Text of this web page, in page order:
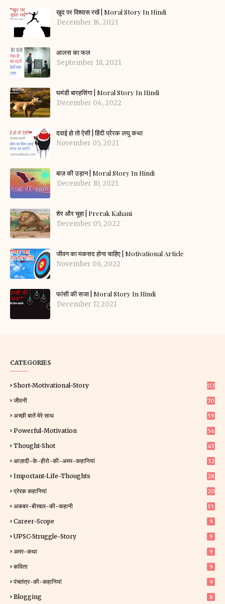
खुद पर विश्वास रखें | Moral Story In Hindi
December 16, 2021
आलस का फल
September 18, 2021
घमंडी बारहसिंगा | Moral Story In Hindi
December 04, 2022
दवाई हो तो ऐसी | हिंदी प्रेरक लघु कथा
November 05, 2021
बाज़ की उड़ान | Moral Story In Hindi
December 10, 2021
शेर और चूहा | Prerak Kahani
December 05, 2022
जीवन का मकसद होना चाहिए | Motivational Article
November 06, 2022
फांसी की सजा | Moral Story In Hindi
December 17, 2021
CATEGORIES
Short-Motivational-Story 113
जीवनी 70
अच्छी बातें मेरे साथ 59
Powerful-Motivation 56
Thought-Shot 45
आज़ादी-के-हीरो-की-अमर-कहानियां 32
Important-Life-Thoughts 28
प्रेरक कहानियां 20
अकबर-बीरबल-की-कहानी 15
Career-Scope 9
UPSC-Struggle-Story 9
अमर-कथा 9
कविता 9
पंचतंत्र-की-कहानियां 9
Blogging 8